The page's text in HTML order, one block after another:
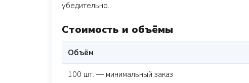
убедительно.
Стоимость и объёмы
Объём
100 шт. — минимальный заказ